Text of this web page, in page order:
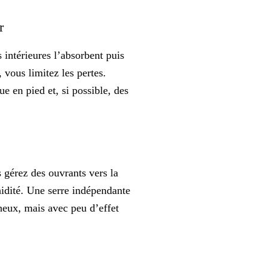
l’absorbent puis
limitez les pertes.
en pied et, si possible, des
des ouvrants vers la
Une serre indépendante
mais avec peu d’effet